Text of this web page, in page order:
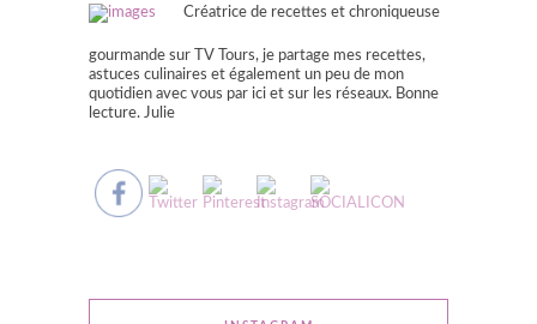
Créatrice de recettes et chroniqueuse
gourmande sur TV Tours, je partage mes recettes,
astuces culinaires et également un peu de mon
quotidien avec vous par ici et sur les réseaux. Bonne
lecture. Julie